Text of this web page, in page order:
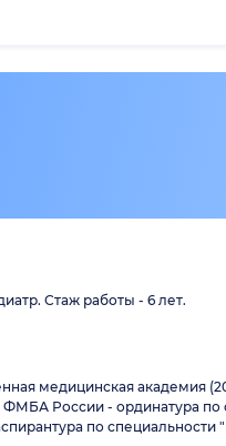
Стаж работы - 6 лет.
медицинская академия
России - ординатура по
по специальности